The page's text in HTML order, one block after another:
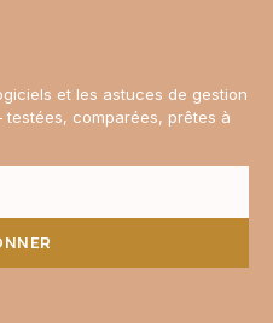
et les astuces de gestion
comparées, prêtes à